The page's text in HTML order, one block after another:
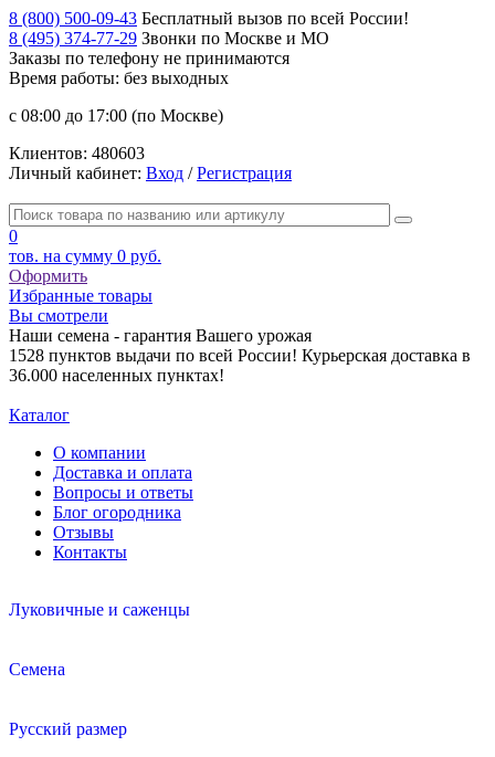
8 (800) 500-09-43 Бесплатный вызов по всей России!
8 (495) 374-77-29 Звонки по Москве и МО
Заказы по телефону не принимаются
Время работы: без выходных
с 08:00 до 17:00 (по Москве)
Клиентов: 480603
Личный кабинет: Вход /Регистрация
0
тов. на сумму 0 руб.
Оформить
Избранные товары
Вы смотрели
Наши семена - гарантия Вашего урожая
1528 пунктов выдачи по всей России! Курьерская доставка в
36.000 населенных пунктах!
Каталог
О компании
Доставка и оплата
Вопросы и ответы
Блог огородника
Отзывы
Контакты
Луковичные и саженцы
Семена
Русский размер